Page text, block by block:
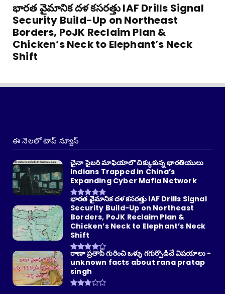
భారత వైమానిక దళ కసరత్తు IAF Drills Signal
Security Build-Up on Northeast
Borders, PoJK Reclaim Plan &
Chicken’s Neck to Elephant’s Neck
Shift
ఈ నెలలో టాప్ న్యూస్
చైనా సైబర్ మాఫియాలో చిక్కుకున్న భారతీయులు
Indians Trapped in China’s
Expanding Cyber Mafia Network
భారత వైమానిక దళ కసరత్తు IAF Drills Signal
Security Build-Up on Northeast
Borders, PoJK Reclaim Plan &
Chicken’s Neck to Elephant’s Neck
Shift
రాణా ప్రతాప్ గురించి ఒళ్ళు గగుర్పొడిచే విషయాలు -
unknown facts about rana pratap
singh